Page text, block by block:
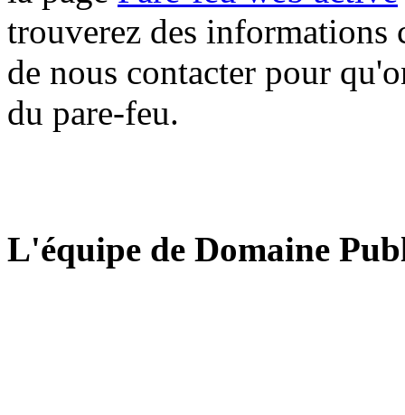
trouverez des informations
de nous contacter pour
du pare-feu.
L'équipe de Domaine